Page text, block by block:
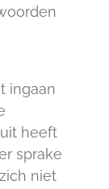
ingaan
heeft
sprake
niet